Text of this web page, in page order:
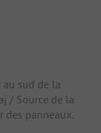
au sud de la
/ Source de la
des panneaux.